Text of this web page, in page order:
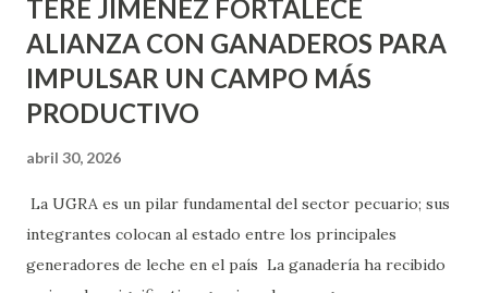
TERE JIMÉNEZ FORTALECE
ALIANZA CON GANADEROS PARA
IMPULSAR UN CAMPO MÁS
PRODUCTIVO
abril 30, 2026
La UGRA es un pilar fundamental del sector pecuario; sus
integrantes colocan al estado entre los principales
generadores de leche en el país La ganadería ha recibido